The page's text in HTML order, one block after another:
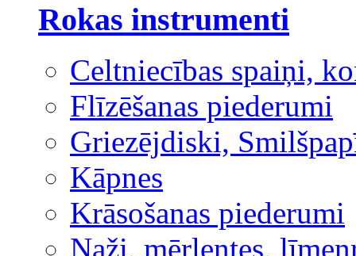
Rokas instrumenti
Celtniecības spaiņi,
Flīzēšanas piederumi
Griezējdiski,
Kāpnes
Krāsošanas piederumi
Naži, mērlentes,